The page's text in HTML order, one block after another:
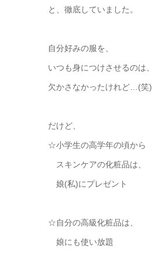
と、徹底していました。
自分好みの服を、
いつも身につけさせるのは、
欠かさなかったけれど…(笑)
だけど、
☆小学生の高学年の頃から
スキンケアの化粧品は、
娘(私)にプレゼント
☆自分の高級化粧品は、
娘にも使い放題